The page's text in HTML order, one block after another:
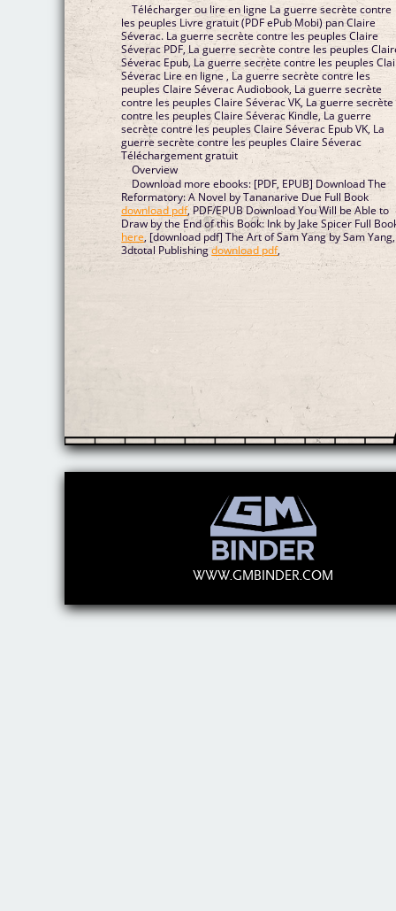
Télécharger ou lire en ligne La guerre secrète contre
les peuples Livre gratuit (PDF ePub Mobi) pan Claire
Séverac. La guerre secrète contre les peuples Claire
Séverac PDF, La guerre secrète contre les peuples
Séverac Epub, La guerre secrète contre les peuples
Séverac Lire en ligne , La guerre secrète contre les
peuples Claire Séverac Audiobook, La guerre secrète
contre les peuples Claire Séverac VK, La guerre secrète
contre les peuples Claire Séverac Kindle, La guerre
secrète contre les peuples Claire Séverac Epub VK, La
guerre secrète contre les peuples Claire Séverac
Téléchargement gratuit
Overview
Download more ebooks: [PDF, EPUB] Download The
Reformatory: A Novel by Tananarive Due Full Book
download pdf, PDF/EPUB Download You Will be Able to
Draw by the End of this Book: Ink by Jake Spicer Full
here, [download pdf] The Art of Sam Yang by Sam Yang,
3dtotal Publishingdownload pdf,
WWW.GMBINDER.COM